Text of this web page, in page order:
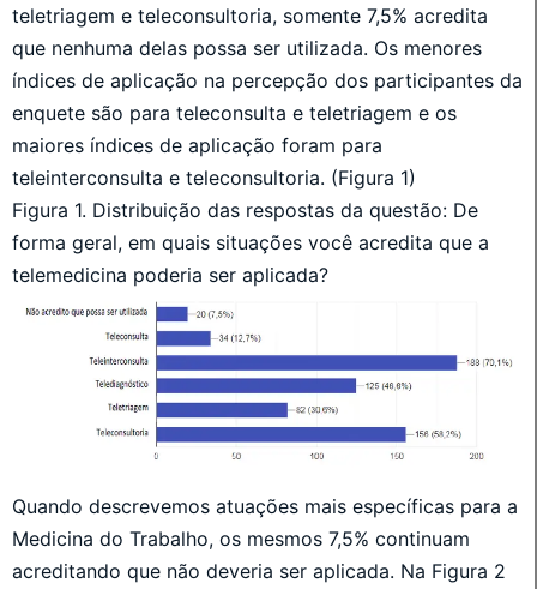
teletriagem e teleconsultoria, somente 7,5% acredita
que nenhuma delas possa ser utilizada. Os menores
índices de aplicação na percepção dos participantes da
enquete são para teleconsulta e teletriagem e os
maiores índices de aplicação foram para
teleinterconsulta e teleconsultoria. (Figura 1)
Figura 1. Distribuição das respostas da questão: De
forma geral, em quais situações você acredita que a
telemedicina poderia ser aplicada?
Quando descrevemos atuações mais específicas para a
Medicina do Trabalho, os mesmos 7,5% continuam
acreditando que não deveria ser aplicada. Na Figura 2